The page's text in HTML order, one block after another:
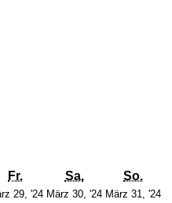
Fr. Sa. Samstag
So.
29, '2429.
März 30, '2430.
März 31, '2431.